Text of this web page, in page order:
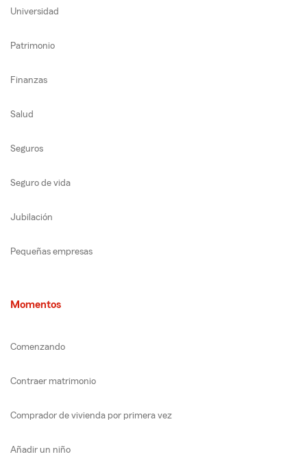
Universidad
Patrimonio
Finanzas
Salud
Seguros
Seguro de vida
Jubilación
Pequeñas empresas
Momentos
Comenzando
Contraer matrimonio
Comprador de vivienda por primera vez
Añadir un niño